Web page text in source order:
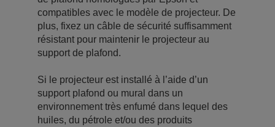
compatibles avec le modèle de projecteur. De
plus, fixez un câble de sécurité suffisamment
résistant pour maintenir le projecteur au
support de plafond.
Si le projecteur est installé à l’aide d’un
support plafond ou mural dans un
environnement très enfumé dans lequel des
huiles, du pétrole et/ou des produits